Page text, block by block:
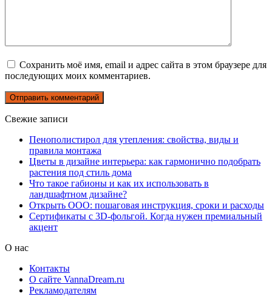
Сохранить моё имя, email и адрес сайта в этом браузере для
последующих моих комментариев.
Свежие записи
Пенополистирол для утепления: свойства, виды и
правила монтажа
Цветы в дизайне интерьера: как гармонично подобрать
растения под стиль дома
Что такое габионы и как их использовать в
ландшафтном дизайне?
Открыть ООО: пошаговая инструкция, сроки и расходы
Сертификаты с 3D-фольгой. Когда нужен премиальный
акцент
О нас
Контакты
О сайте VannaDream.ru
Рекламодателям